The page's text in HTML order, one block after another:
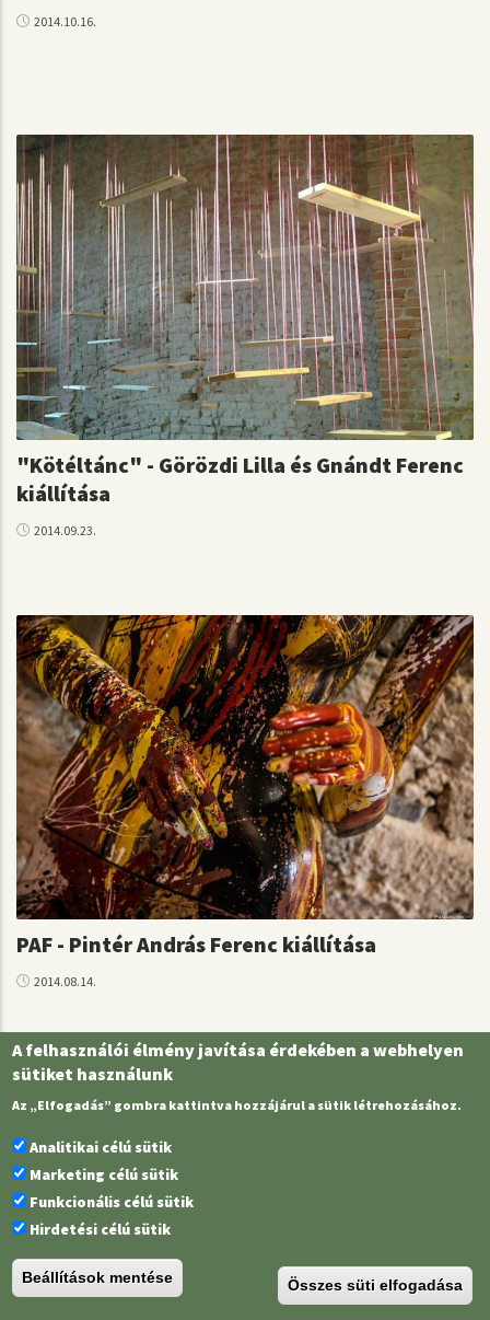
2014.10.16.
"Kötéltánc" - Görözdi Lilla és Gnándt Ferenc
kiállítása
2014.09.23.
PAF - Pintér András Ferenc kiállítása
2014.08.14.
A felhasználói élmény javítása érdekében a webhelyen
sütiket használunk
Az „Elfogadás” gombra kattintva hozzájárul a sütik létrehozásához.
Analitikai célú sütik
Marketing célú sütik
Funkcionális célú sütik
Hirdetési célú sütik
Beállítások mentése Összes süti elfogadása